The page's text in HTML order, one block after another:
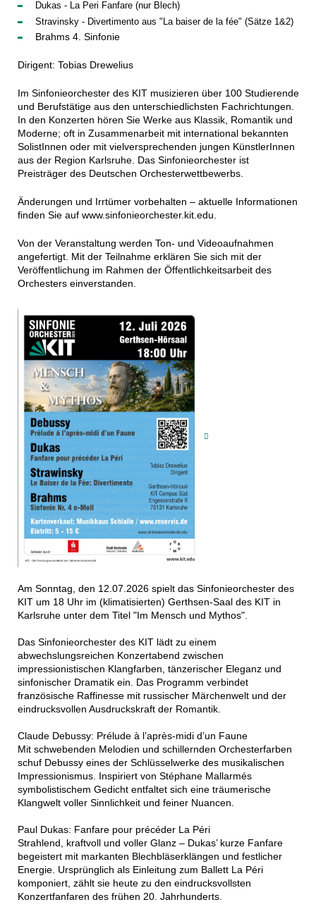
Dukas - La Peri Fanfare (nur Blech)
Stravinsky - Divertimento aus "La baiser de la fée" (Sätze 1&2)
Brahms 4. Sinfonie
Dirigent: Tobias Drewelius
Im Sinfonieorchester des KIT musizieren über 100 Studierende
und Berufstätige aus den unterschiedlichsten Fachrichtungen.
In den Konzerten hören Sie Werke aus Klassik, Romantik und
Moderne; oft in Zusammenarbeit mit international bekannten
SolistInnen oder mit vielversprechenden jungen KünstlerInnen
aus der Region Karlsruhe. Das Sinfonieorchester ist
Preisträger des Deutschen Orchesterwettbewerbs.
Änderungen und Irrtümer vorbehalten – aktuelle Informationen
finden Sie auf www.sinfonieorchester.kit.edu.
Von der Veranstaltung werden Ton- und Videoaufnahmen
angefertigt. Mit der Teilnahme erklären Sie sich mit der
Veröffentlichung im Rahmen der Öffentlichkeitsarbeit des
Orchesters einverstanden.
Am Sonntag, den 12.07.2026 spielt das Sinfonieorchester des
KIT um 18 Uhr im (klimatisierten) Gerthsen-Saal des KIT in
Karlsruhe unter dem Titel "Im Mensch und Mythos".
Das Sinfonieorchester des KIT lädt zu einem
abwechslungsreichen Konzertabend zwischen
impressionistischen Klangfarben, tänzerischer Eleganz und
sinfonischer Dramatik ein. Das Programm verbindet
französische Raffinesse mit russischer Märchenwelt und der
eindrucksvollen Ausdruckskraft der Romantik.
Claude Debussy: Prélude à l’après-midi d’un Faune
Mit schwebenden Melodien und schillernden Orchesterfarben
schuf Debussy eines der Schlüsselwerke des musikalischen
Impressionismus. Inspiriert von Stéphane Mallarmés
symbolistischem Gedicht entfaltet sich eine träumerische
Klangwelt voller Sinnlichkeit und feiner Nuancen.
Paul Dukas: Fanfare pour précéder La Péri
Strahlend, kraftvoll und voller Glanz – Dukas’ kurze Fanfare
begeistert mit markanten Blechbläserklängen und festlicher
Energie. Ursprünglich als Einleitung zum Ballett La Péri
komponiert, zählt sie heute zu den eindrucksvollsten
Konzertfanfaren des frühen 20. Jahrhunderts.